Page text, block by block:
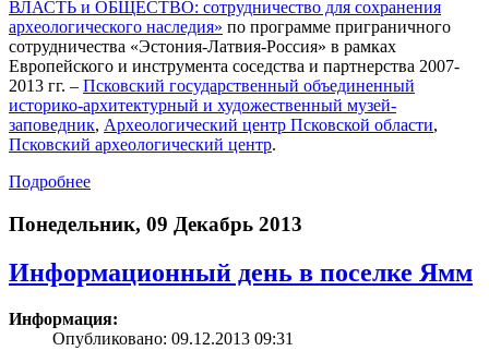
ВЛАСТЬ и ОБЩЕСТВО: сотрудничество для сохранения
археологического наследия» по программе приграничного
сотрудничества «Эстония-Латвия-Россия» в рамках
Европейского и инструмента соседства и партнерства 2007-
2013 гг. – Псковский государственный объединенный
историко-архитектурный и художественный музей-
заповедник, Археологический центр Псковской области,
Псковский археологический центр.
Подробнее
Понедельник, 09 Декабрь 2013
Информационный день в поселке Ямм
Информация:
Опубликовано: 09.12.2013 09:31